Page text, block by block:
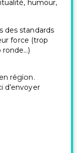
humour,
des standards
force (trop
région.
d’envoyer